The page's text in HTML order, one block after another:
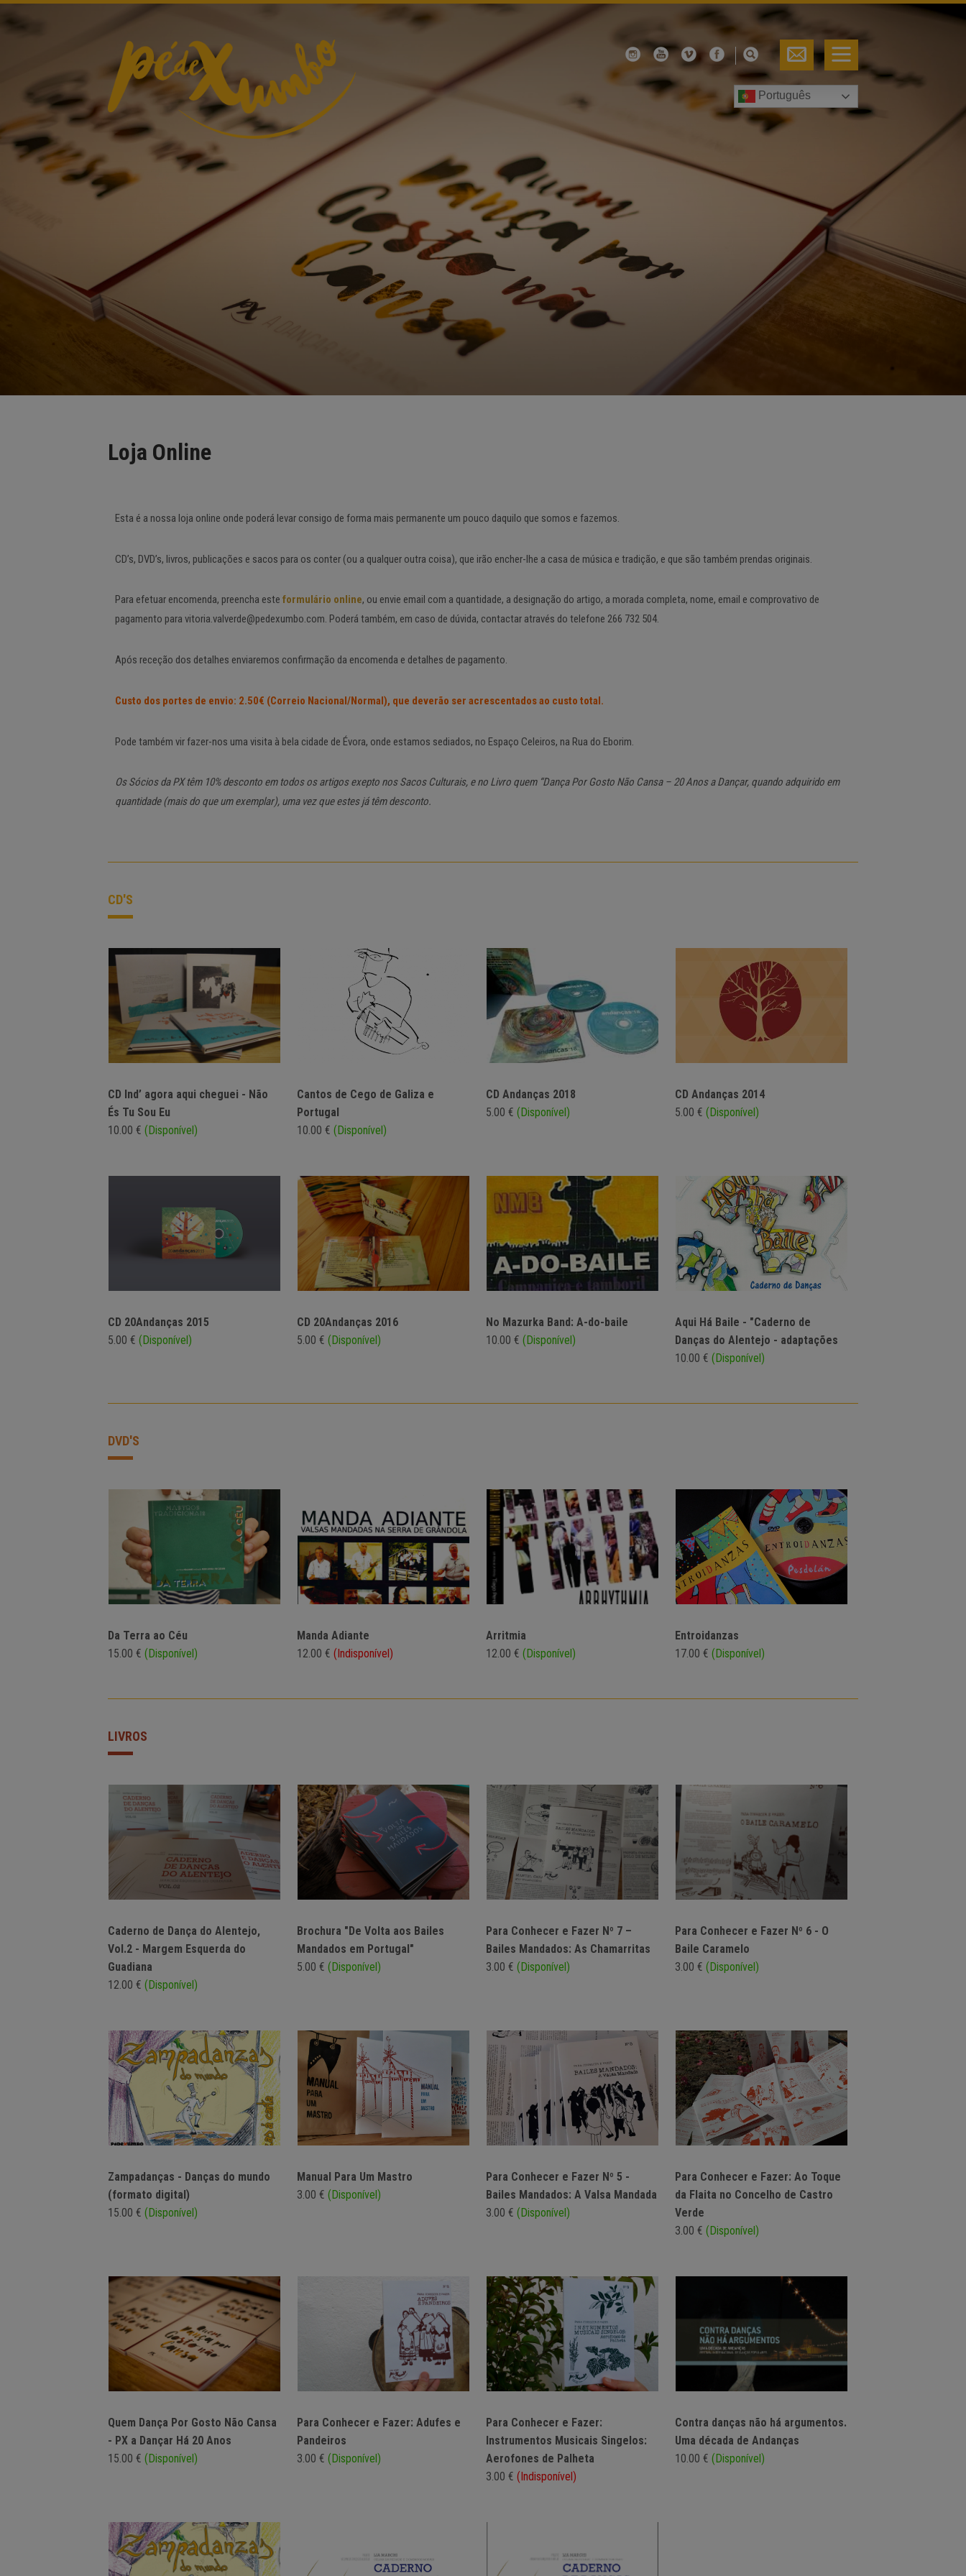
Português
Loja Online
Esta é a nossa loja online onde poderá levar consigo de forma mais permanente um pouco daquilo que somos e fazemos.
CD’s, DVD’s, livros, publicações e sacos para os conter (ou a qualquer outra coisa), que irão encher-lhe a casa de música e tradição, e que são também prendas originais.
Para efetuar encomenda, preencha este formulário online, ou envie email com a quantidade, a designação do artigo, a morada completa, nome, email e comprovativo de
pagamento para vitoria.valverde@pedexumbo.com. Poderá também, em caso de dúvida, contactar através do telefone 266 732 504.
Após receção dos detalhes enviaremos confirmação da encomenda e detalhes de pagamento.
Custo dos portes de envio: 2.50€ (Correio Nacional/Normal), que deverão ser acrescentados ao custo total.
Pode também vir fazer-nos uma visita à bela cidade de Évora, onde estamos sediados, no Espaço Celeiros, na Rua do Eborim.
Os Sócios da PX têm 10% desconto em todos os artigos exepto nos Sacos Culturais, e no Livro quem “Dança Por Gosto Não Cansa – 20 Anos a Dançar, quando adquirido em
quantidade (mais do que um exemplar), uma vez que estes já têm desconto.
CD'S
CD Ind’ agora aqui cheguei - Não
És Tu Sou Eu
10.00 € (Disponível)
Cantos de Cego de Galiza e
Portugal
10.00 € (Disponível)
CD Andanças 2018
5.00 € (Disponível)
CD Andanças 2014
5.00 € (Disponível)
CD 20Andanças 2015
5.00 € (Disponível)
CD 20Andanças 2016
5.00 € (Disponível)
No Mazurka Band: A-do-baile
10.00 € (Disponível)
Aqui Há Baile - "Caderno de
Danças do Alentejo - adaptações
10.00 € (Disponível)
DVD'S
Da Terra ao Céu
15.00 € (Disponível)
Manda Adiante
12.00 € (Indisponível)
Arritmia
12.00 € (Disponível)
Entroidanzas
17.00 € (Disponível)
LIVROS
Caderno de Dança do Alentejo,
Vol.2 - Margem Esquerda do
Guadiana
12.00 € (Disponível)
Brochura "De Volta aos Bailes
Mandados em Portugal"
5.00 € (Disponível)
Para Conhecer e Fazer Nº 7 –
Bailes Mandados: As Chamarritas
3.00 € (Disponível)
Para Conhecer e Fazer Nº 6 - O
Baile Caramelo
3.00 € (Disponível)
Zampadanças - Danças do mundo
(formato digital)
15.00 € (Disponível)
Manual Para Um Mastro
3.00 € (Disponível)
Para Conhecer e Fazer Nº 5 -
Bailes Mandados: A Valsa Mandada
3.00 € (Disponível)
Para Conhecer e Fazer: Ao Toque
da Flaita no Concelho de Castro
Verde
3.00 € (Disponível)
Quem Dança Por Gosto Não Cansa
- PX a Dançar Há 20 Anos
15.00 € (Disponível)
Para Conhecer e Fazer: Adufes e
Pandeiros
3.00 € (Disponível)
Para Conhecer e Fazer:
Instrumentos Musicais Singelos:
Aerofones de Palheta
3.00 € (Indisponível)
Contra danças não há argumentos.
Uma década de Andanças
10.00 € (Disponível)